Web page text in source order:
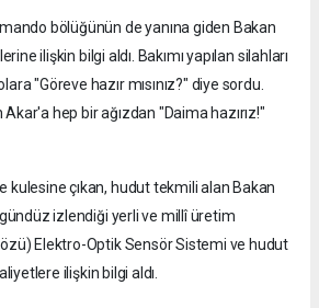
bölüğünün de yanına giden Bakan
ilişkin bilgi aldı. Bakımı yapılan silahları
"Göreve hazır mısınız?" diye sordu.
hep bir ağızdan "Daima hazırız!"
kulesine çıkan, hudut tekmili alan Bakan
izlendiği yerli ve millî üretim
Elektro-Optik Sensör Sistemi ve hudut
ilişkin bilgi aldı.